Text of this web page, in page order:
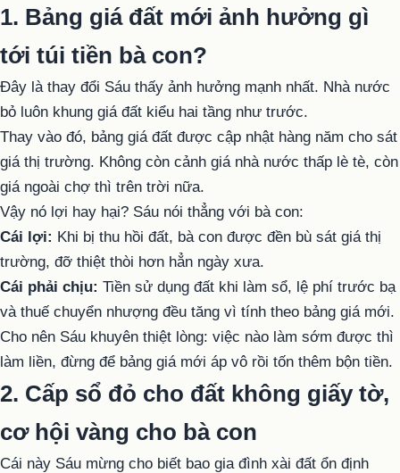
1. Bảng giá đất mới ảnh hưởng gì
tới túi tiền bà con?
Đây là thay đổi Sáu thấy ảnh hưởng mạnh nhất. Nhà nước
bỏ luôn khung giá đất kiểu hai tầng như trước.
Thay vào đó, bảng giá đất được cập nhật hàng năm cho sát
giá thị trường. Không còn cảnh giá nhà nước thấp lè tè, còn
giá ngoài chợ thì trên trời nữa.
Vậy nó lợi hay hại? Sáu nói thẳng với bà con:
Cái lợi: Khi bị thu hồi đất, bà con được đền bù sát giá thị
trường, đỡ thiệt thòi hơn hẳn ngày xưa.
Cái phải chịu: Tiền sử dụng đất khi làm sổ, lệ phí trước bạ
và thuế chuyển nhượng đều tăng vì tính theo bảng giá mới.
Cho nên Sáu khuyên thiệt lòng: việc nào làm sớm được thì
làm liền, đừng để bảng giá mới áp vô rồi tốn thêm bộn tiền.
2. Cấp sổ đỏ cho đất không giấy tờ,
cơ hội vàng cho bà con
Cái này Sáu mừng cho biết bao gia đình xài đất ổn định